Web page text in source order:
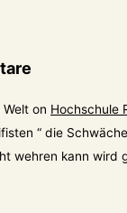
Welt on Hochschule
“ die
wehren kann wird